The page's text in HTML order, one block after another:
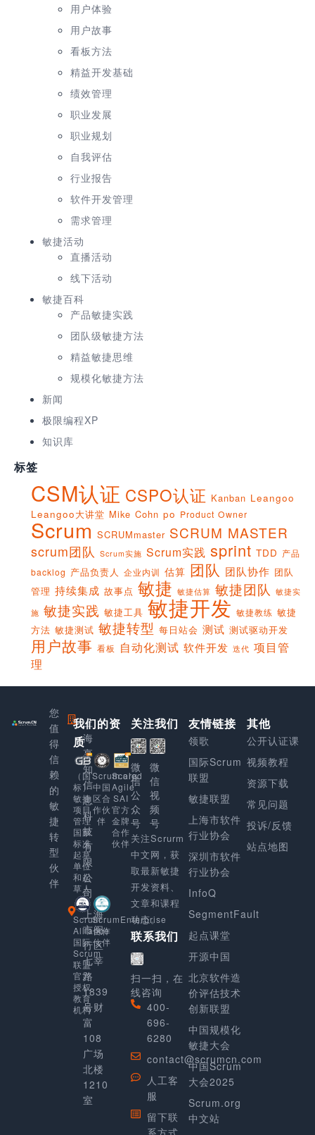
用户体验
用户故事
看板方法
精益开发基础
绩效管理
职业发展
职业规划
自我评估
行业报告
软件开发管理
需求管理
敏捷活动
直播活动
线下活动
敏捷百科
产品敏捷实践
团队级敏捷方法
精益敏捷思维
规模化敏捷方法
新闻
极限编程XP
知识库
标签
CSM认证 CSPO认证 Kanban Leangoo
Leangoo大讲堂 Mike Cohn po Product Owner
Scrum SCRUMmaster SCRUM MASTER
scrum团队 Scrum实施 Scrum实践 sprint TDD 产品
backlog 产品负责人 企业内训 估算 团队 团队协作 团队
管理 持续集成 故事点 敏捷 敏捷估算 敏捷团队 敏捷实
施 敏捷实践 敏捷工具 敏捷开发 敏捷教练 敏捷
方法 敏捷测试 敏捷转型 每日站会 测试 测试驱动开发
用户故事 看板 自动化测试 软件开发 迭代 项目管
理
您
值
得
信
赖
的
敏
捷
转
型
伙
伴
上
海
享
知
信
息
科
技
有
限
公
司
上海
市闵
行区
七莘
路
1839
号财
富
108
广场
北楼
1210
室
我们的资
质
（国
标）
敏捷
项目
管理
国家
标准
起草
单位
和起
草人
Scrum.org
中国
区合
作伙
伴
Scaled
Agile
SAI
官方
金牌
合作
伙伴
Scrum
Alliance
国际
Scrum
联盟
官方
授权
教育
机构
ScrumEnterprise
合作
伙伴
关注我们
微
信
公
众
号
微
信
视
频
号
关注Scrurm
中文网，获
取最新敏捷
开发资料、
文章和课程
动态。
联系我们
扫一扫，在
线咨询
400-
696-
6280
contact@scrumcn.com
人工客
服
留下联
友情链接
领歌
国际Scrum
联盟
敏捷联盟
上海市软件
行业协会
深圳市软件
行业协会
InfoQ
SegmentFault
起点课堂
开源中国
北京软件造
价评估技术
创新联盟
中国规模化
敏捷大会
中国Scrum
大会2025
Scrum.org
中文站
其他
公开认证课
视频教程
资源下载
常见问题
投诉/反馈
站点地图